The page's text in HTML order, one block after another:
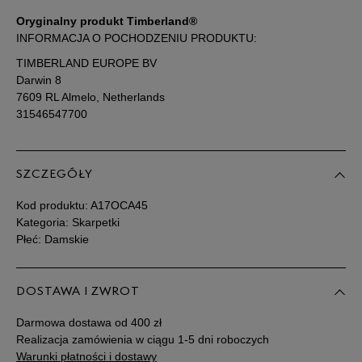
Oryginalny produkt Timberland®
INFORMACJA O POCHODZENIU PRODUKTU:
TIMBERLAND EUROPE BV
Darwin 8
7609 RL Almelo, Netherlands
31546547700
SZCZEGÓŁY
Kod produktu: A17OCA45
Kategoria: Skarpetki
Płeć: Damskie
DOSTAWA I ZWROT
Darmowa dostawa od 400 zł
Realizacja zamówienia w ciągu 1-5 dni roboczych
Warunki płatności i dostawy